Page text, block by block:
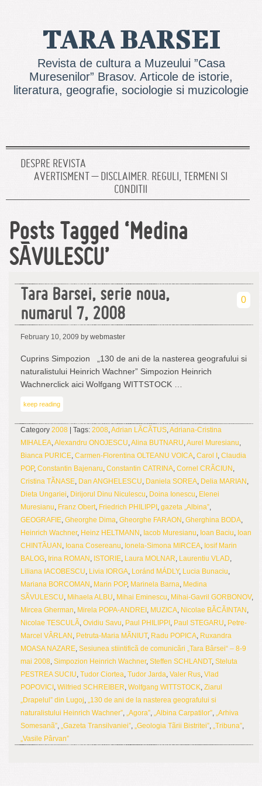
TARA BARSEI
Revista de cultura a Muzeului ”Casa
Muresenilor” Brasov. Articole de istorie,
literatura, geografie, sociologie si muzicologie
DESPRE REVISTA
AVERTISMENT – DISCLAIMER. REGULI, TERMENI SI
CONDITII
Posts Tagged ‘Medina
SÃVULESCU’
Tara Barsei, serie noua,
numarul 7, 2008
0
February 10, 2009 by webmaster
Cuprins Simpozion „130 de ani de la nasterea geografului si
naturalistului Heinrich Wachner” Simpozion Heinrich
Wachnerclick aici Wolfgang WITTSTOCK …
keep reading
Category 2008 | Tags: 2008,Adrian LÃCÃTUS,Adriana-Cristina
MIHALEA,Alexandru ONOJESCU,Alina BUTNARU,Aurel Muresianu,
Bianca PURICE, Carmen-Florentina OLTEANU VOICA, Carol I , Claudia
POP, Constantin Bajenaru, Constantin CATRINA, Cornel CRÃCIUN ,
Cristina TÃNASE, Dan ANGHELESCU, Daniela SOREA, Delia MARIAN ,
Dieta Ungariei, Dirijorul Dinu Niculescu, Doina Ionescu, Elenei
Muresianu, Franz Obert, Friedrich PHILIPPI , gazeta „Albina”,
GEOGRAFIE, Gheorghe Dima, Gheorghe FARAON , Gherghina BODA,
Heinrich Wachner, Heinz HELTMANN , Iacob Muresianu, Ioan Baciu, Ioan
CHINTÃUAN , Ioana Cosereanu, Ionela-Simona MIRCEA, Iosif Marin
BALOG, Irina ROMAN , ISTORIE, Laura MOLNAR, Laurentiu VLAD,
Liliana IACOBESCU, Livia IORGA, Loránd MÁDLY, Lucia Bunaciu,
Mariana BORCOMAN , Marin POP, Marinela Barna, Medina
SÃVULESCU, Mihaela ALBU, Mihai Eminescu, Mihai-Gavril GORBONOV,
Mircea Gherman, Mirela POPA-ANDREI , MUZICA, Nicolae BÃCÃINTAN ,
Nicolae TESCULÃ, Ovidiu Savu, Paul PHILIPPI , Paul STEGARU, Petre-
Marcel VÂRLAN , Petruta-Maria MÃNIUT, Radu POPICA, Ruxandra
MOASA NAZARE, Sesiunea stiintificã de comunicãri „Tara Bârsei“ – 8-9
mai 2008, Simpozion Heinrich Wachner, Steffen SCHLANDT, Steluta
PESTREA SUCIU, Tudor Ciortea, Tudor Jarda, Valer Rus, Vlad
POPOVICI , Wilfried SCHREIBER, Wolfgang WITTSTOCK, Ziarul
„Drapelul” din Lugoj, „130 de ani de la nasterea geografului si
naturalistului Heinrich Wachner”, „Agora”, „Albina Carpatilor”, „Arhiva
Somesanã”, „Gazeta Transilvaniei”, „Geologia Tãrii Bistritei”, „Tribuna”,
„Vasile Pârvan”